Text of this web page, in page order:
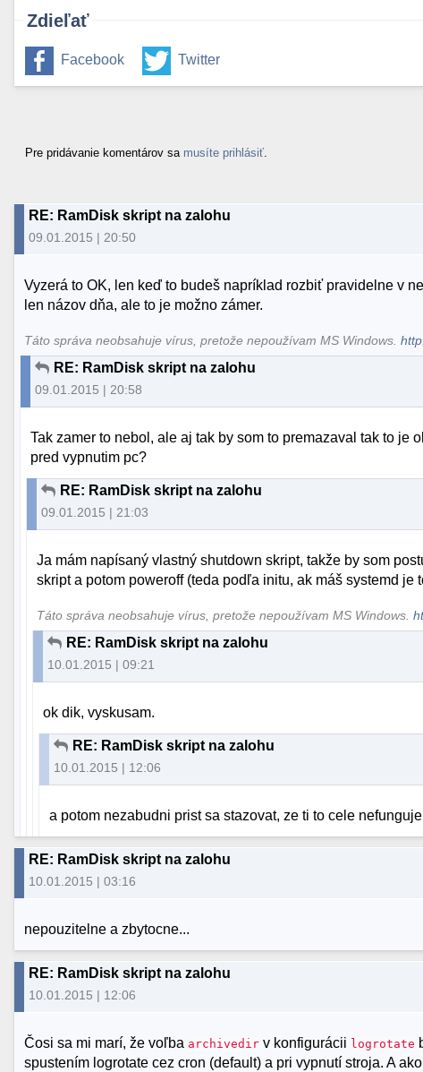
Zdieľať
Facebook Twitter
Pre pridávanie komentárov sa musíte prihlásiť
RE: RamDisk skript na zalohu
09.01.2015 | 20:50
Vyzerá to OK, len keď to budeš napríklad rozbiť pravidelne v
len názov dňa, ale to je možno zámer.
Táto správa neobsahuje vírus, pretože nepoužívam MS Windows.
RE: RamDisk skript na zalohu
09.01.2015 | 20:58
Tak zamer to nebol, ale aj tak by som to premazaval tak to je
pred vypnutim pc?
RE: RamDisk skript na zalohu
09.01.2015 | 21:03
Ja mám napísaný vlastný shutdown skript, takže by som
skript a potom poweroff (teda podľa initu, ak máš systemd je
Táto správa neobsahuje vírus, pretože nepoužívam MS Windows.
RE: RamDisk skript na zalohu
10.01.2015 | 09:21
ok dik, vyskusam.
RE: RamDisk skript na zalohu
10.01.2015 | 12:06
a potom nezabudni prist sa stazovat, ze ti to cele
RE: RamDisk skript na zalohu
10.01.2015 | 03:16
nepouzitelne a zbytocne...
RE: RamDisk skript na zalohu
10.01.2015 | 12:06
Čosi sa mi marí, že voľba archivedir v konfigurácii logrotate
spustením logrotate cez cron (default) a pri vypnutí stroja. A